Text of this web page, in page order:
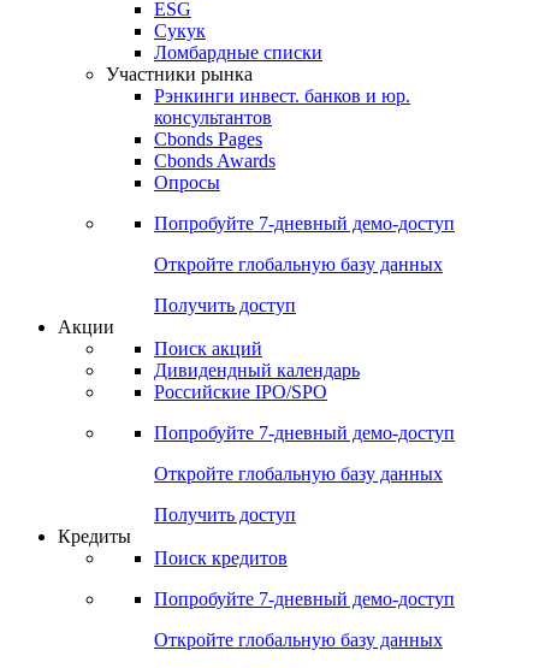
ESG
Сукук
Ломбардные списки
Участники рынка
Рэнкинги инвест. банков и юр.
консультантов
Cbonds Pages
Cbonds Awards
Опросы
Попробуйте 7-дневный демо-доступ
Откройте глобальную базу данных
Получить доступ
Акции
Поиск акций
Дивидендный календарь
Российские IPO/SPO
Попробуйте 7-дневный демо-доступ
Откройте глобальную базу данных
Получить доступ
Кредиты
Поиск кредитов
Попробуйте 7-дневный демо-доступ
Откройте глобальную базу данных